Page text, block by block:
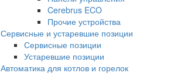
Cerebrus ECO
Прочие устройства
Сервисные и устаревшие позиции
Сервисные позиции
Устаревшие позиции
Автоматика для котлов и горелок